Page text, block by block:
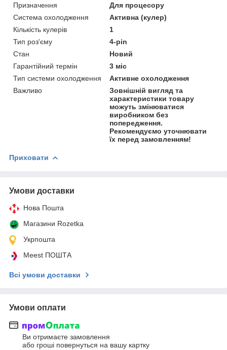
Призначення
Для процесору
Система охолодження
Активна (кулер)
Кількість кулерів
1
Тип роз'єму
4-pin
Стан
Новий
Гарантійний термін
3 міс
Тип системи охолодження
Активне охолодження
Важливо
Зовнішній вигляд та
характеристики товару
можуть змінюватися
виробником без
попередження.
Рекомендуємо уточнювати
їх перед замовленням!
Приховати
Умови доставки
Нова Пошта
Магазини Rozetka
Укрпошта
Meest ПОШТА
Всі умови доставки
Умови оплати
Ви отримаєте замовлення
або гроші повернуться на вашу картку